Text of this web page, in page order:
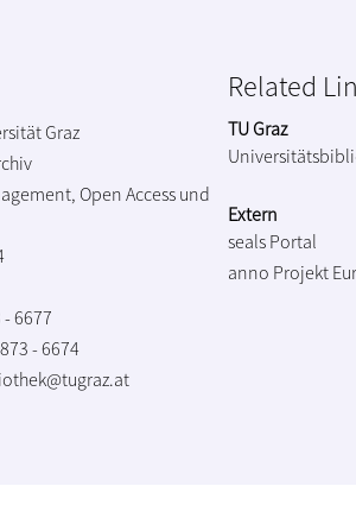
Graz
Open Access und
- 6677
- 6674
Related
TU Graz
Extern
seals Portal
anno Projekt